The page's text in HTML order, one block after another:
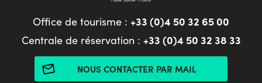
Office de tourisme : +33 (0)4 50 32 65 00
Centrale de réservation : +33 (0)4 50 32 38 33
NOUS CONTACTER PAR MAIL